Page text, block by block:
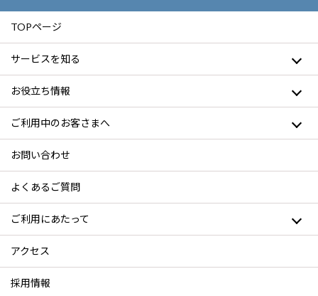
TOPページ
サービスを知る
お役立ち情報
ご利用中のお客さまへ
お問い合わせ
よくあるご質問
ご利用にあたって
アクセス
採用情報